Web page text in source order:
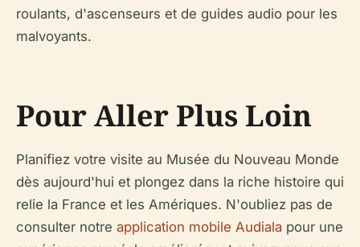
roulants, d'ascenseurs et de guides audio pour les
malvoyants.
Pour Aller Plus Loin
Planifiez votre visite au Musée du Nouveau Monde
dès aujourd'hui et plongez dans la riche histoire qui
relie la France et les Amériques. N'oubliez pas de
consulter notre application mobile Audiala pour une